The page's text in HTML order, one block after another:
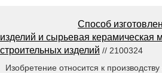
Способ
изделий и сырьевая керамическая
строительных изделий // 2100324
Изобретение относится к